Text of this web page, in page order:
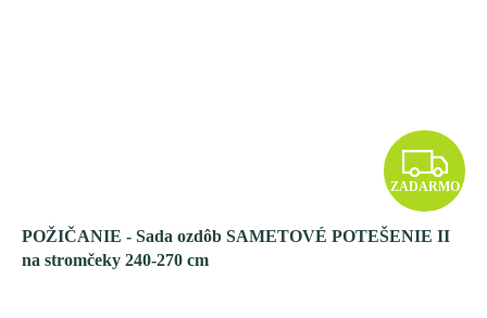
Z
A
D
ZADARMO
POŽIČANIE - Sada ozdôb SAMETOVÉ POTEŠENIE II
na stromčeky 240-270 cm